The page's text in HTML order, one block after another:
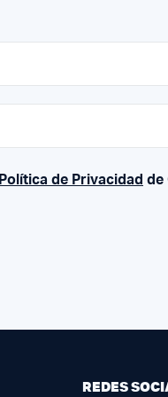
Política de Privacidad de
REDES